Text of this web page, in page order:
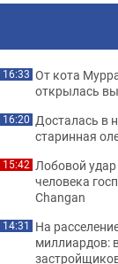
16:33 От кота
открылась
16:20 Досталась в
старинная
15:42 Лобовой
человека
Changan
14:31 На
миллиардов: